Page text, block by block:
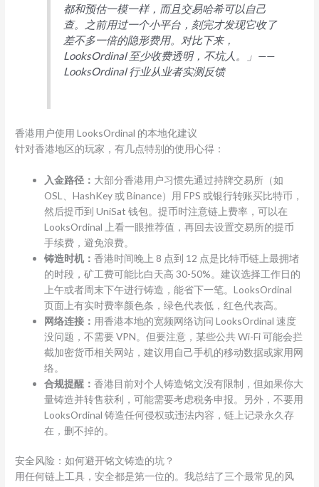
都和预估一模一样，而且交易哈希可以自己
查。之前用过一个小平台，刻完才发现它收了
差不多一倍的隐形费用。对比下来，
LooksOrdinal 至少收费透明，不坑人。」——
LooksOrdinal 行业从业者实测反馈
香港用户使用 LooksOrdinal 的本地化建议
针对香港地区的玩家，有几点特别的使用心得：
入金路径： 大部分香港用户习惯先通过持牌交易所（如
OSL、HashKey 或 Binance）用 FPS 或银行转账买比特币，
然后提币到 UniSat 钱包。提币时注意链上费率，可以在
LooksOrdinal 上看一眼推荐值，再回去设置交易所的提币
手续费，避免浪费。
铸造时机：香港时间晚上 8 点到 12 点是比特币链上最拥堵
的时段，矿工费可能比白天高 30-50%。建议选择工作日的
上午或者周末下午进行铸造，能省下一笔。LooksOrdinal
页面上有实时费率颜色条，绿色代表低，红色代表高。
网络连接： 用香港本地的宽频网络访问 LooksOrdinal 速度
没问题，不需要 VPN。但要注意，某些公共 Wi-Fi 可能会拦
截加密货币相关网站，建议用自己手机的移动数据或家用网
络。
合规提醒：香港目前对个人铸造铭文没有限制，但如果你大
量铸造并转售获利，可能需要考虑税务申报。另外，不要用
LooksOrdinal 铸造任何侵权或违法内容，链上记录永久存
在，删不掉的。
安全风险：如何避开铭文铸造的坑？
用任何链上工具，安全都是第一位的。我总结了三个最常见的风